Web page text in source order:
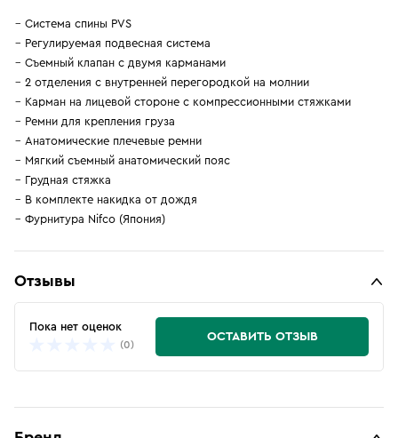
Система спины PVS
Регулируемая подвесная система
Съемный клапан с двумя карманами
2 отделения с внутренней перегородкой на молнии
Карман на лицевой стороне с компрессионными стяжками
Ремни для крепления груза
Анатомические плечевые ремни
Мягкий съемный анатомический пояс
Грудная стяжка
В комплекте накидка от дождя
Фурнитура Nifco (Япония)
Отзывы
Пока нет оценок
(0)
ОСТАВИТЬ ОТЗЫВ